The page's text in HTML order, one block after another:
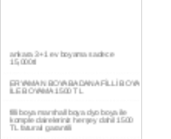
ERYAMAN BOYA BADANA FİLLİ BOYA
İLE BOYAMA 1500 TL
filli boya marshall boya dyo boya ile
komple daireleriniz herşey dahil 1500
ankara boyacı ucuz oyacı ankara
15.000TL